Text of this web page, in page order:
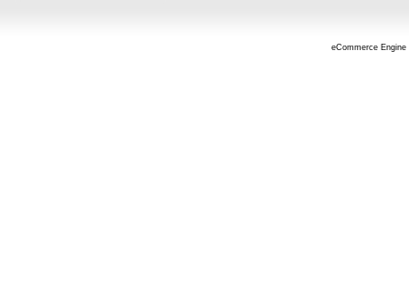
eCommerce